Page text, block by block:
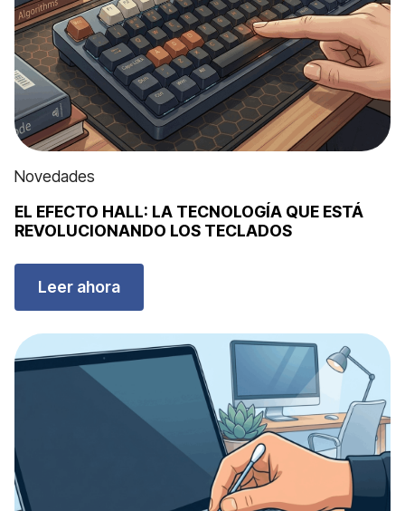
Novedades
EL EFECTO HALL: LA TECNOLOGÍA QUE ESTÁ
REVOLUCIONANDO LOS TECLADOS
Leer ahora